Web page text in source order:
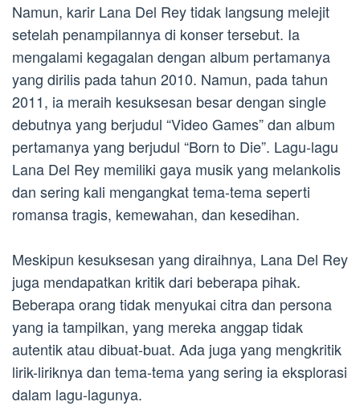
Namun, karir Lana Del Rey tidak langsung melejit
setelah penampilannya di konser tersebut. Ia
mengalami kegagalan dengan album pertamanya
yang dirilis pada tahun 2010. Namun, pada tahun
2011, ia meraih kesuksesan besar dengan single
debutnya yang berjudul “Video Games” dan album
pertamanya yang berjudul “Born to Die”. Lagu-lagu
Lana Del Rey memiliki gaya musik yang melankolis
dan sering kali mengangkat tema-tema seperti
romansa tragis, kemewahan, dan kesedihan.
Meskipun kesuksesan yang diraihnya, Lana Del Rey
juga mendapatkan kritik dari beberapa pihak.
Beberapa orang tidak menyukai citra dan persona
yang ia tampilkan, yang mereka anggap tidak
autentik atau dibuat-buat. Ada juga yang mengkritik
lirik-liriknya dan tema-tema yang sering ia eksplorasi
dalam lagu-lagunya.